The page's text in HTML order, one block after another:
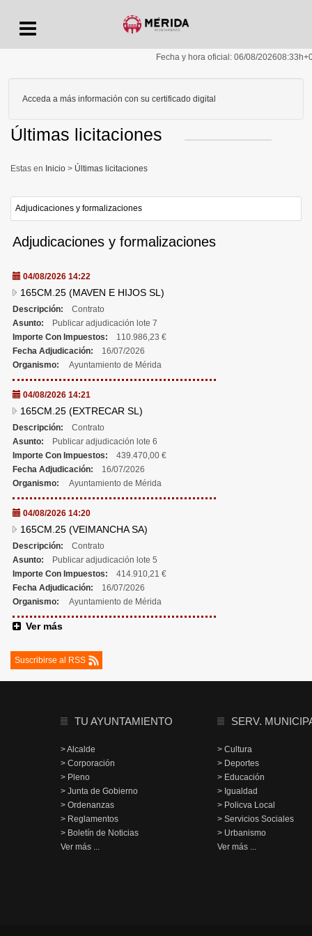
Fecha y hora oficial: 06/08/202608:33h
Acceda a más información con su certificado digital
Inicio > Últimas licitaciones
Últimas licitaciones
Adjudicaciones y formalizaciones
Adjudicaciones y formalizaciones
04/08/2026 14:22
165CM.25 (MAVEN E HIJOS SL)
Descripción:
Contrato
Asunto:
Publicar adjudicación lote 7
Importe Con Impuestos:
110.986,23 €
Fecha Adjudicación:
16/07/2026
Organismo:
Ayuntamiento de Mérida
04/08/2026 14:21
165CM.25 (EXTRECAR SL)
Descripción:
Contrato
Asunto:
Publicar adjudicación lote 6
Importe Con Impuestos:
439.470,00 €
Fecha Adjudicación:
16/07/2026
Organismo:
Ayuntamiento de Mérida
04/08/2026 14:20
165CM.25 (VEIMANCHA SA)
Descripción:
Contrato
Asunto:
Publicar adjudicación lote 5
Importe Con Impuestos:
414.910,21 €
Fecha Adjudicación:
16/07/2026
Organismo:
Ayuntamiento de Mérida
Ver más
Suscribirse al RSS
TU AYUNTAMIENTO
> Alcalde
> Corporación
> Pleno
> Junta de Gobierno
> Ordenanzas
> Reglamentos
> Boletín de Noticias
Ver más ...
SERV.
> Cultura
> Deportes
> Educación
> Igualdad
> Policva Local
> Servicios Sociales
> Urbanismo
Ver más ...